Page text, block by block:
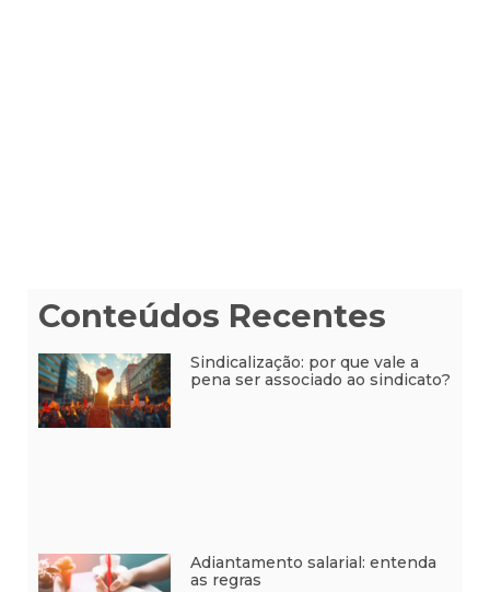
Conteúdos Recentes
Sindicalização: por que vale a
pena ser associado ao sindicato?
Adiantamento salarial: entenda
as regras